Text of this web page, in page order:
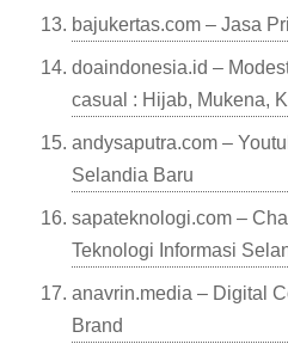
bajukertas.com – Jasa
doaindonesia.id –
casual : Hijab, Mukena,
andysaputra.com –
Selandia Baru
sapateknologi.com –
Teknologi Informasi
anavrin.media – Digital
Brand